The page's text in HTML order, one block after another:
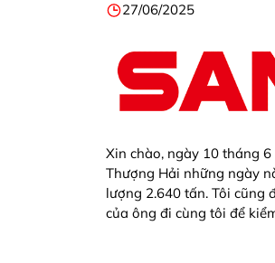
27/06/2025
Xin chào, ngày 10 tháng
Thượng Hải những ngày
lượng 2.640 tấn. Tôi cũng
của ông đi cùng tôi để